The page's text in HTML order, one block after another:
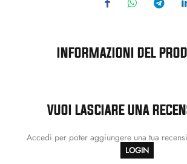
INFORMAZIONI DEL
VUOI LASCIARE UNA
Accedi per poter aggiungere una tua
LOGIN